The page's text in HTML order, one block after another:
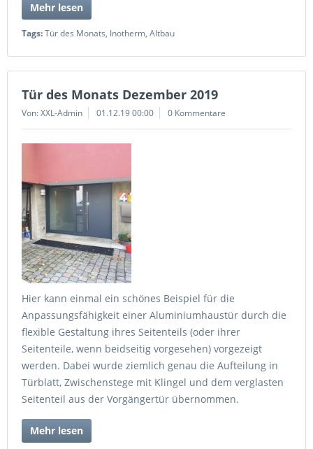
Mehr lesen
Tags:Tür des Monats, Inotherm, Altbau
Tür des Monats Dezember 2019
Von: XXL-Admin 01.12.19 00:00 0 Kommentare
Hier kann einmal ein schönes Beispiel für die
Anpassungsfähigkeit einer Aluminiumhaustür durch die
flexible Gestaltung ihres Seitenteils (oder ihrer
Seitenteile, wenn beidseitig vorgesehen) vorgezeigt
werden. Dabei wurde ziemlich genau die Aufteilung in
Türblatt, Zwischenstege mit Klingel und dem verglasten
Seitenteil aus der Vorgängertür übernommen.
Mehr lesen